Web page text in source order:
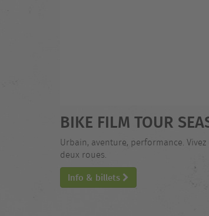
BIKE FILM TOUR
Urbain, aventure, performance.
deux roues.
Info & billets